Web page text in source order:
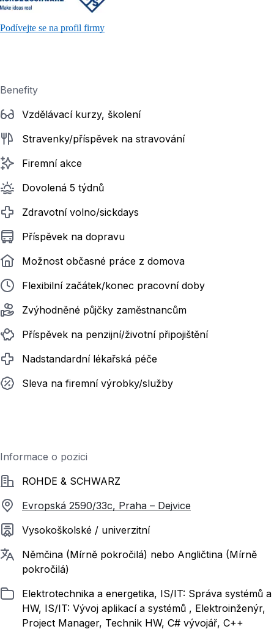
Podívejte se na profil firmy
Benefity
Vzdělávací kurzy, školení
Stravenky/příspěvek na stravování
Firemní akce
Dovolená 5 týdnů
Zdravotní volno/sickdays
Příspěvek na dopravu
Možnost občasné práce z domova
Flexibilní začátek/konec pracovní doby
Zvýhodněné půjčky zaměstnancům
Příspěvek na penzijní/životní připojištění
Nadstandardní lékařská péče
Sleva na firemní výrobky/služby
Informace o pozici
SpolečnostROHDE & SCHWARZ
Evropská 2590/33c, Praha – Dejvice
Požadované vzdělání
Vysokoškolské / univerzitní
Požadované jazyky
Němčina (Mírně pokročilá) nebo Angličtina (Mírně
pokročilá)
ZařazenoElektrotechnika a energetika, IS/IT: Správa systémů a
HW, IS/IT: Vývoj aplikací a systémů , Elektroinženýr,
Project Manager, Technik HW, C# vývojář, C++